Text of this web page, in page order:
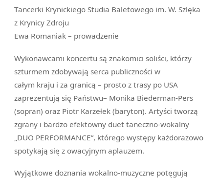
Tancerki Krynickiego Studia Baletowego im. W. Szlęka
z Krynicy Zdroju
Ewa Romaniak – prowadzenie
Wykonawcami koncertu są znakomici soliści, którzy
szturmem zdobywają serca publiczności w
całym kraju i za granicą – prosto z trasy po USA
zaprezentują się Państwu– Monika Biederman-Pers
(sopran) oraz Piotr Karzełek (baryton). Artyści tworzą
zgrany i bardzo efektowny duet taneczno-wokalny
„DUO PERFORMANCE”, którego występy każdorazowo
spotykają się z owacyjnym aplauzem.
Wyjątkowe doznania wokalno-muzyczne potęgują